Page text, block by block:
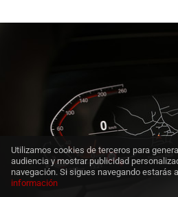
Utilizamos cookies de terceros para
audiencia y mostrar publicidad
navegación. Si sigues navegando estarás
información